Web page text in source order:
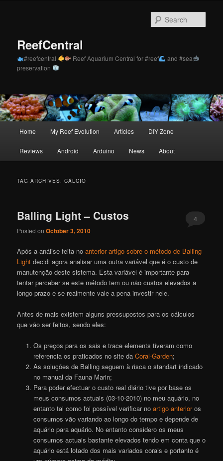
ReefCentral
#reefcentral Reef Aquarium Central for #reef
and #sea
preservation
Home My Reef Evolution Articles DIY Zone
Reviews Android Arduino News About
TAG ARCHIVES:CÁLCIO
Balling Light – Custos
Posted onOctober 3, 2010
4
Após a análise feita noanterior artigo sobre o método de Balling
Light decidi agora analisar uma outra variável que é o custo de
manutenção deste sistema. Esta variável é importante para
tentar perceber se este método tem ou não custos elevados a
longo prazo e se realmente vale a pena investir nele.
Antes de mais existem alguns pressupostos para os cálculos
que vão ser feitos, sendo eles:
Os preços para os sais e trace elements tiveram como
referencia os praticados no site da Coral-Garden;
As soluções de Balling seguem à risca o standart indicado
no manual da Fauna Marin;
Para poder efectuar o custo real diário tive por base os
meus consumos actuais (03-10-2010) no meu aquário, no
entanto tal como foi possível verificar no artigo anterioros
consumos vão variando ao longo do tempo e depende de
aquário para aquário. No entanto considero os meus
consumos actuais bastante elevados tendo em conta que o
aquário está lotado dos mais variados corais e portanto é